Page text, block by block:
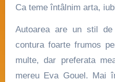
Ca teme întâlnim arta,
Autoareaare un stil de
contura foarte frumos
multe, dar preferata
mereu Eva Gouel . Mai